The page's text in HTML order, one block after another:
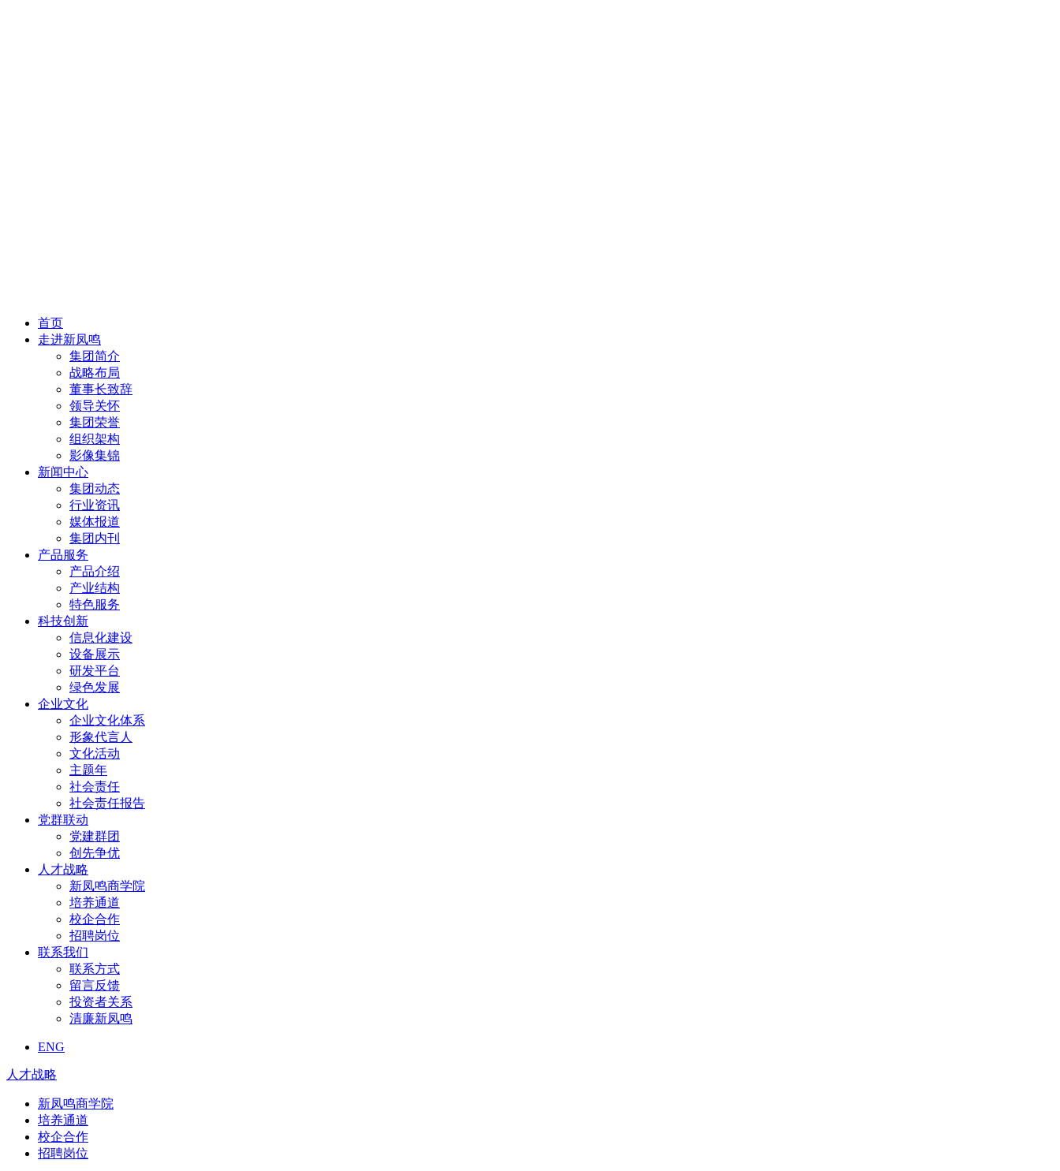
首页
走进新凤鸣
集团简介
战略布局
董事长致辞
领导关怀
集团荣誉
组织架构
影像集锦
新闻中心
集团动态
行业资讯
媒体报道
集团内刊
产品服务
产品介绍
产业结构
特色服务
科技创新
信息化建设
设备展示
研发平台
绿色发展
企业文化
企业文化体系
形象代言人
文化活动
主题年
社会责任
社会责任报告
党群联动
党建群团
创先争优
人才战略
新凤鸣商学院
培养通道
校企合作
招聘岗位
联系我们
联系方式
留言反馈
投资者关系
清廉新凤鸣
ENG
人才战略
新凤鸣商学院
培养通道
校企合作
招聘岗位